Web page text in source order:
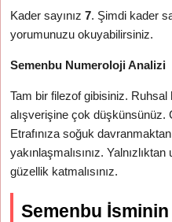
Kader sayınız7. Şimdi kader
yorumunuzu okuyabilirsiniz.
Semenbu Numeroloji Analizi
Tam bir filezof gibisiniz.
alışverişine çok düşkünsünüz.
Etrafınıza soğuk
yakınlaşmalısınız.
güzellik katmalısınız.
Semenbu